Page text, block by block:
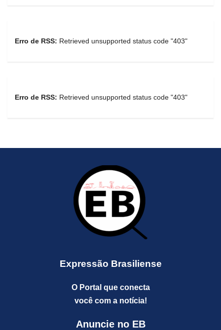
Erro de RSS: Retrieved unsupported status code "403"
Erro de RSS: Retrieved unsupported status code "403"
Expressão Brasiliense
O Portal que conecta
você com a notícia!
Anuncie no EB